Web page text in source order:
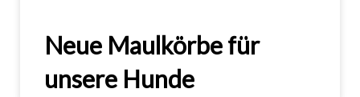
Neue Maulkörbe für
unsere Hunde